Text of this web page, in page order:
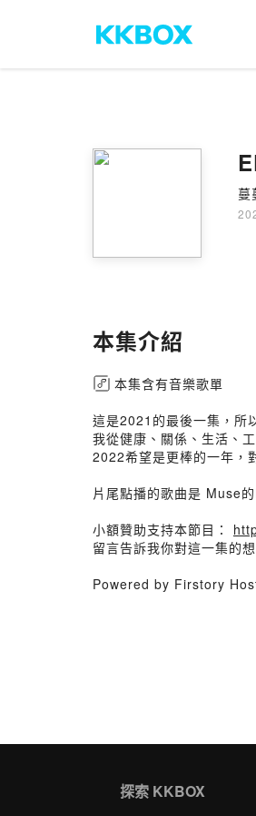
蔓
本集介紹
本集含有音樂歌單
這是2021的最後一集，所
我從健康、關係、生活、
2022希望是更棒的一年，
片尾點播的歌曲是 Muse
小額贊助支持本節目：
留言告訴我你對這一集的想
Powered by Firstory
探索 KKBOX